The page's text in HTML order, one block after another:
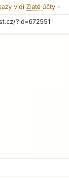
vidí Zlaté účty -
?id=672551